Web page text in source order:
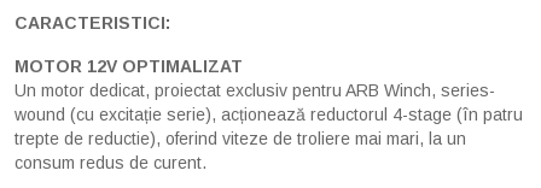
CARACTERISTICI:
MOTOR 12V OPTIMALIZAT
Un motor dedicat, proiectat exclusiv pentru ARB Winch, series-
wound (cu excitație serie), acționează reductorul 4-stage (în patru
trepte de reductie), oferind viteze de troliere mai mari, la un
consum redus de curent.